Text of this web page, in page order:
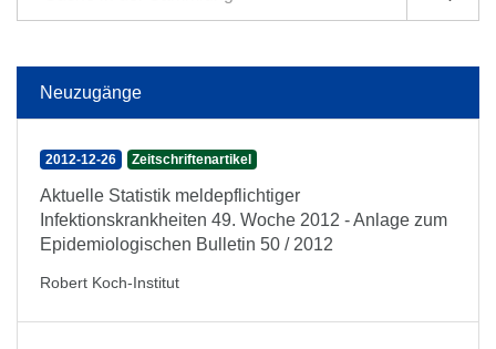
Neuzugänge
2012-12-26 Zeitschriftenartikel
Aktuelle Statistik meldepflichtiger
Infektionskrankheiten 49. Woche 2012 - Anlage zum
Epidemiologischen Bulletin 50 / 2012
Robert Koch-Institut